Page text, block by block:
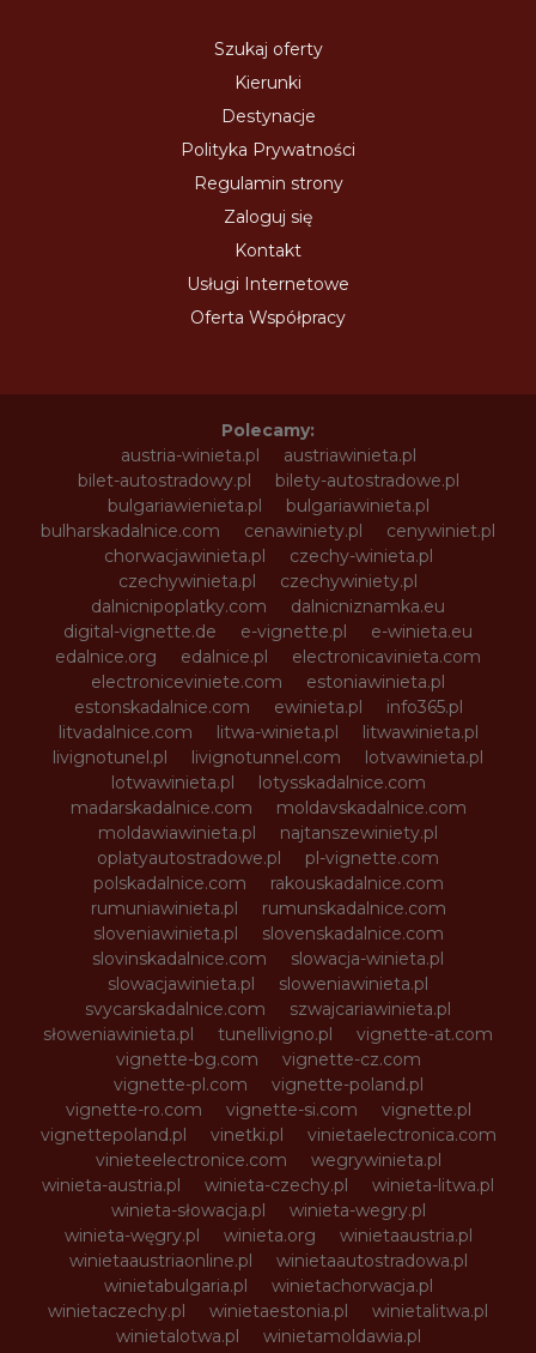
Szukaj oferty
Kierunki
Destynacje
Polityka Prywatności
Regulamin strony
Zaloguj się
Kontakt
Usługi Internetowe
Oferta Współpracy
Polecamy:
austria-winieta.pl
austriawinieta.pl
bilet-autostradowy.pl
bilety-autostradowe.pl
bulgariawienieta.pl
bulgariawinieta.pl
bulharskadalnice.com
cenawiniety.pl
cenywiniet.pl
chorwacjawinieta.pl
czechy-winieta.pl
czechywinieta.pl
czechywiniety.pl
dalnicnipoplatky.com
dalnicniznamka.eu
digital-vignette.de
e-vignette.pl
e-winieta.eu
edalnice.org
edalnice.pl
electronicavinieta.com
electroniceviniete.com
estoniawinieta.pl
estonskadalnice.com
ewinieta.pl
info365.pl
litvadalnice.com
litwa-winieta.pl
litwawinieta.pl
livignotunel.pl
livignotunnel.com
lotvawinieta.pl
lotwawinieta.pl
lotysskadalnice.com
madarskadalnice.com
moldavskadalnice.com
moldawiawinieta.pl
najtanszewiniety.pl
oplatyautostradowe.pl
pl-vignette.com
polskadalnice.com
rakouskadalnice.com
rumuniawinieta.pl
rumunskadalnice.com
sloveniawinieta.pl
slovenskadalnice.com
slovinskadalnice.com
slowacja-winieta.pl
slowacjawinieta.pl
sloweniawinieta.pl
svycarskadalnice.com
szwajcariawinieta.pl
słoweniawinieta.pl
tunellivigno.pl
vignette-at.com
vignette-bg.com
vignette-cz.com
vignette-pl.com
vignette-poland.pl
vignette-ro.com
vignette-si.com
vignette.pl
vignettepoland.pl
vinetki.pl
vinietaelectronica.com
vinieteelectronice.com
wegrywinieta.pl
winieta-austria.pl
winieta-czechy.pl
winieta-litwa.pl
winieta-słowacja.pl
winieta-wegry.pl
winieta-węgry.pl
winieta.org
winietaaustria.pl
winietaaustriaonline.pl
winietaautostradowa.pl
winietabulgaria.pl
winietachorwacja.pl
winietaczechy.pl
winietaestonia.pl
winietalitwa.pl
winietalotwa.pl
winietamoldawia.pl